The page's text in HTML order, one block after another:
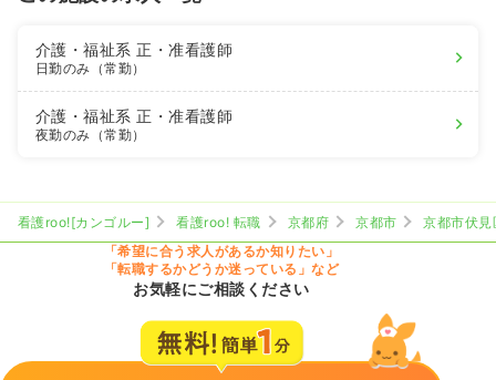
介護・福祉系正・准看護師
日勤のみ（常勤）
介護・福祉系正・准看護師
夜勤のみ（常勤）
看護roo![カンゴルー] 看護roo! 転職 京都府 京都市
京都市伏見
「希望に合う求人があるか知りたい」
「転職するかどうか迷っている」など
お気軽にご相談ください